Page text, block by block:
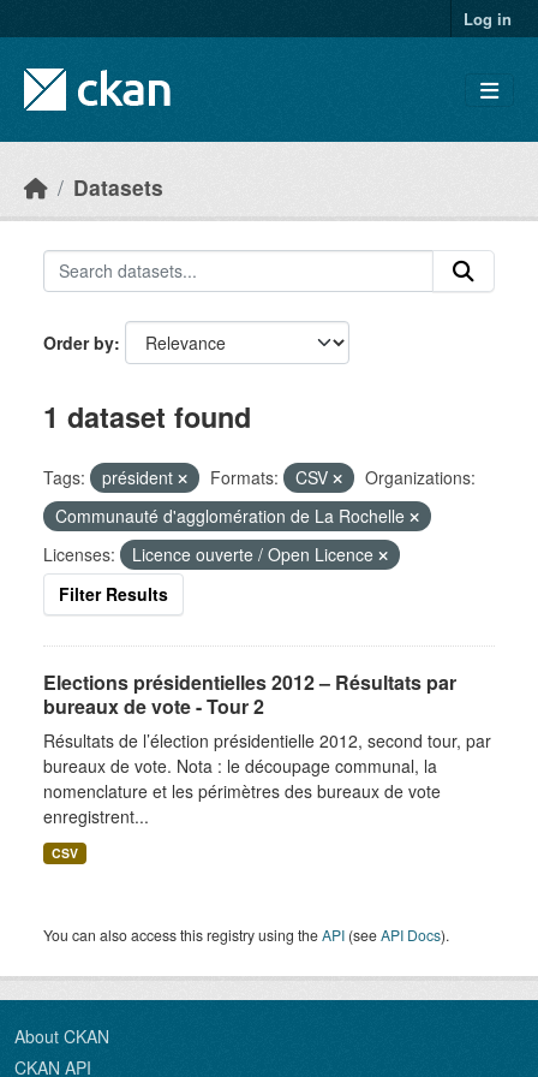
Log in
Datasets
Order by
1 dataset found
Tags: président Formats: CSV
Organizations:
Communauté d'agglomération de La Rochelle
Licenses:
Licence ouverte / Open Licence
Filter Results
Elections présidentielles 2012 – Résultats par
bureaux de vote - Tour 2
Résultats de l’élection présidentielle 2012, second tour, par
bureaux de vote. Nota : le découpage communal, la
nomenclature et les périmètres des bureaux de vote
enregistrent...
CSV
You can also access this registry using theAPI (seeAPI Docs).
About CKAN
CKAN API